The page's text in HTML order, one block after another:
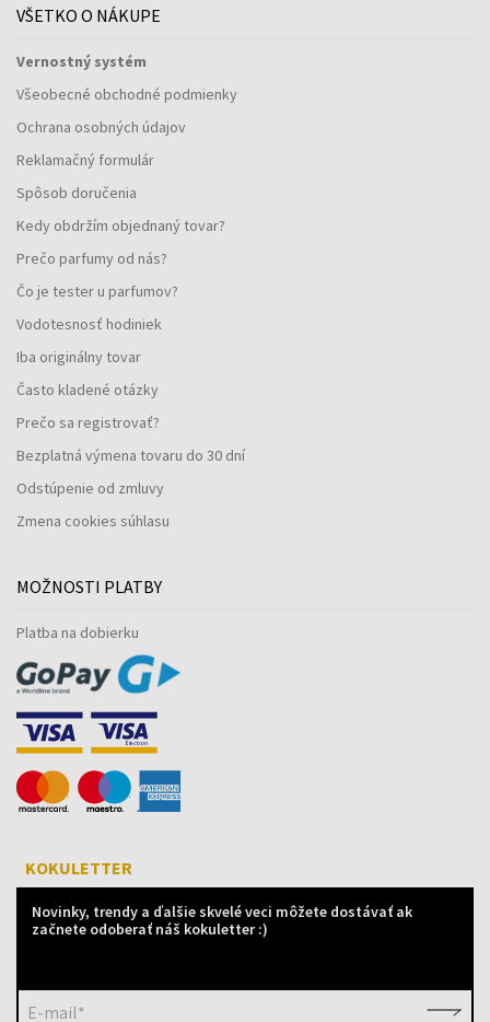
VŠETKO O NÁKUPE
Vernostný systém
Všeobecné obchodné podmienky
Ochrana osobných údajov
Reklamačný formulár
Spôsob doručenia
Kedy obdržím objednaný tovar?
Prečo parfumy od nás?
Čo je tester u parfumov?
Vodotesnosť hodiniek
Iba originálny tovar
Často kladené otázky
Prečo sa registrovať?
Bezplatná výmena tovaru do 30 dní
Odstúpenie od zmluvy
Zmena cookies súhlasu
MOŽNOSTI PLATBY
Platba na dobierku
KOKULETTER
Novinky, trendy a ďalšie skvelé veci môžete dostávať ak
začnete odoberať náš kokuletter :)
E-mail*